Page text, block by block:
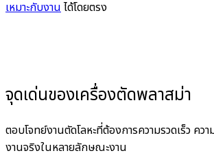
เหมาะกับงานได้โดยตรง
จุดเด่นของเครื่องตัดพลาสม่า
ตอบโจทย์งานตัดโลหะที่ต้องการความรวดเร็ว ควา
งานจริงในหลายลักษณะงาน